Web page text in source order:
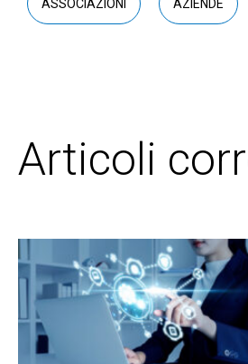
ASSOCIAZIONI AZIENDE
Articoli